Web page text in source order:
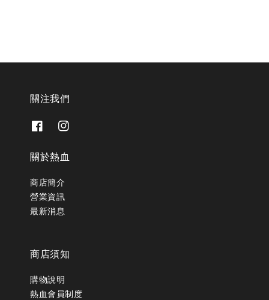
關注我們
關於熱血
商店簡介
營業資訊
最新消息
商店須知
購物說明
熱血會員制度